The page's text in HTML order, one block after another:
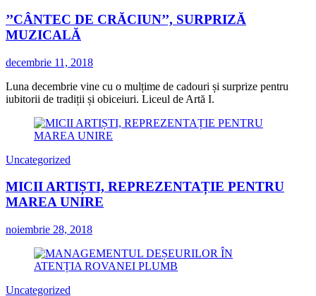
’’CÂNTEC DE CRĂCIUN’’, SURPRIZĂ
MUZICALĂ
decembrie 11, 2018
Luna decembrie vine cu o mulțime de cadouri și surprize pentru
iubitorii de tradiții și obiceiuri. Liceul de Artă I.
Uncategorized
MICII ARTIȘTI, REPREZENTAȚIE PENTRU
MAREA UNIRE
noiembrie 28, 2018
Uncategorized